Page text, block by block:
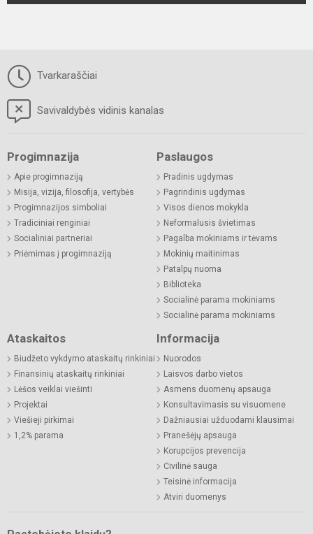
Tvarkaraščiai
Savivaldybės vidinis kanalas
Progimnazija
Apie progimnaziją
Misija, vizija, filosofija, vertybės
Progimnazijos simboliai
Tradiciniai renginiai
Socialiniai partneriai
Priėmimas į progimnaziją
Paslaugos
Pradinis ugdymas
Pagrindinis ugdymas
Visos dienos mokykla
Neformalusis švietimas
Pagalba mokiniams ir tėvams
Mokinių maitinimas
Patalpų nuoma
Biblioteka
Socialinė parama mokiniams
Socialinė parama mokiniams
Ataskaitos
Biudžeto vykdymo ataskaitų rinkiniai
Finansinių ataskaitų rinkiniai
Lėšos veiklai viešinti
Projektai
Viešieji pirkimai
1,2% parama
Informacija
Nuorodos
Laisvos darbo vietos
Asmens duomenų apsauga
Konsultavimasis su visuomene
Dažniausiai užduodami klausimai
Pranešėjų apsauga
Korupcijos prevencija
Civilinė sauga
Teisinė informacija
Atviri duomenys